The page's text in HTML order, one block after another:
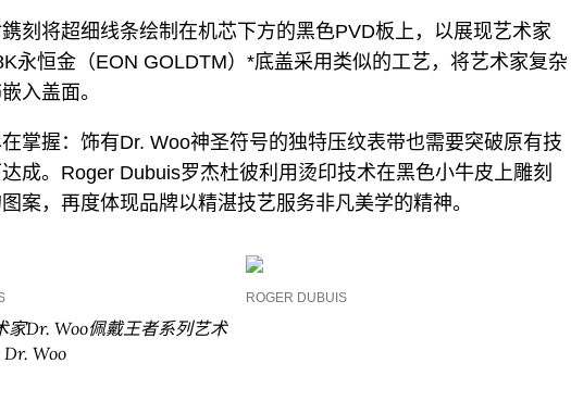
刻将超细线条绘制在机芯下方的黑色PVD板上，以展现艺术家
永恒金（EON GOLDTM）*底盖采用类似的工艺，将艺术家复杂
入盖面。
掌握：饰有Dr. Woo神圣符号的独特压纹表带也需要突破原有技
成。Roger Dubuis罗杰杜彼利用烫印技术在黑色小牛皮上雕刻
案，再度体现品牌以精湛技艺服务非凡美学的精神。
家Dr. Woo佩戴王者系列艺术
Woo
ROGER DUBUIS